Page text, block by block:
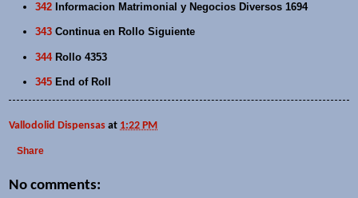
342 Informacion Matrimonial y Negocios Diversos 1694
343 Continua en Rollo Siguiente
344Rollo 4353
345 End of Roll
Vallodolid Dispensas at 1:22 PM
Share
No comments: